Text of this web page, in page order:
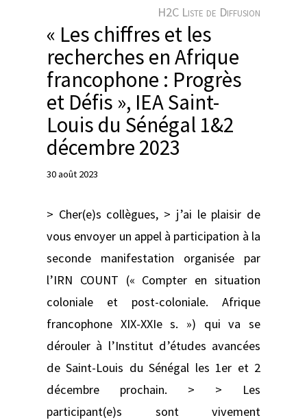
r
H2C Liste de Diffusion
« Les chiffres et les
recherches en Afrique
francophone : Progrès
et Défis », IEA Saint-
Louis du Sénégal 1&2
décembre 2023
30 août 2023
> Cher(e)s collègues, > j’ai le plaisir de
vous envoyer un appel à participation à la
seconde manifestation organisée par
l’IRN COUNT (« Compter en situation
coloniale et post-coloniale. Afrique
francophone XIX-XXIe s. ») qui va se
dérouler à l’Institut d’études avancées
de Saint-Louis du Sénégal les 1er et 2
décembre prochain. > > Les
participant(e)s sont vivement